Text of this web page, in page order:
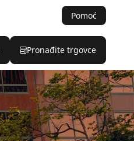
Pomoć
Pronađite trgovce